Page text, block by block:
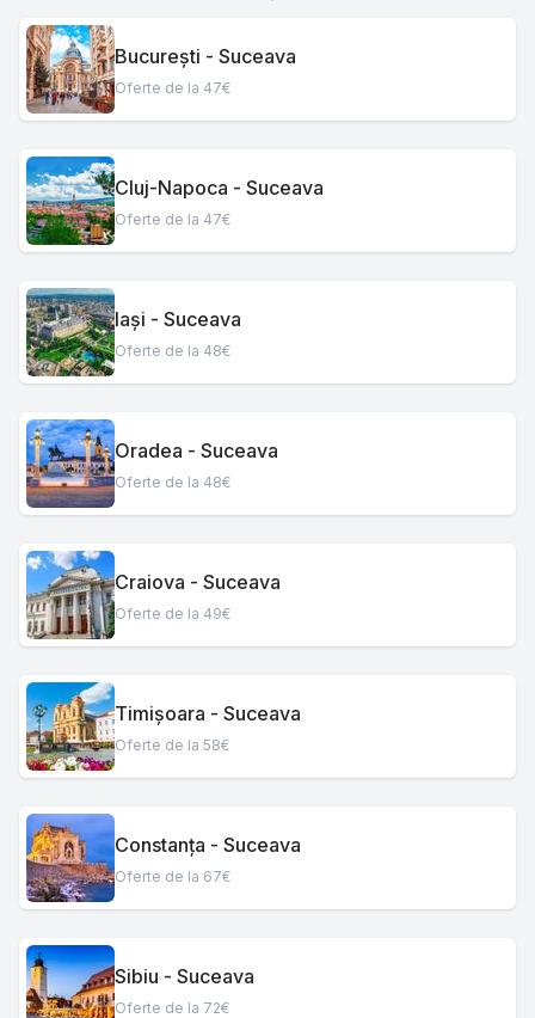
București - Suceava
Oferte de la 47€
Cluj-Napoca - Suceava
Oferte de la 47€
Iași - Suceava
Oferte de la 48€
Oradea - Suceava
Oferte de la 48€
Craiova - Suceava
Oferte de la 49€
Timișoara - Suceava
Oferte de la 58€
Constanța - Suceava
Oferte de la 67€
Sibiu - Suceava
Oferte de la 72€